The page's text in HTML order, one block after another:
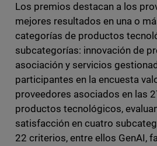
Los premios destacan a los
mejores resultados en una o
categorías de productos
subcategorías: innovación de
asociación y servicios
participantes en la encuesta
proveedores asociados en las
productos tecnológicos,
satisfacción en cuatro
22 criterios, entre ellos GenAI,